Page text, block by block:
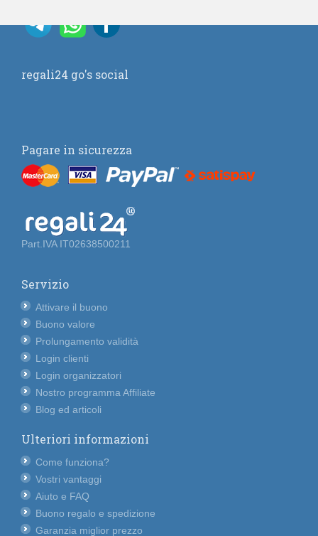
regali24 go's social
Pagare in sicurezza
Part.IVA IT02638500211
Servizio
Attivare il buono
Buono valore
Prolungamento validità
Login clienti
Login organizzatori
Nostro programma Affiliate
Blog ed articoli
Ulteriori informazioni
Come funziona?
Vostri vantaggi
Aiuto e FAQ
Buono regalo e spedizione
Garanzia miglior prezzo